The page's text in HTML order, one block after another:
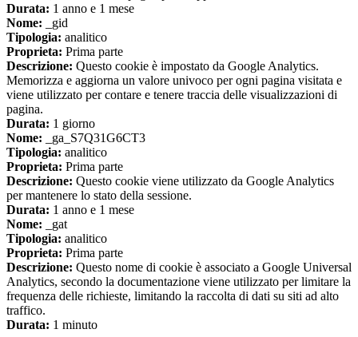
Durata: 1 anno e 1 mese
Nome: _gid
Tipologia: analitico
Proprieta: Prima parte
Descrizione: Questo cookie è impostato da Google Analytics.
Memorizza e aggiorna un valore univoco per ogni pagina visitata e
viene utilizzato per contare e tenere traccia delle visualizzazioni di
pagina.
Durata: 1 giorno
Nome: _ga_S7Q31G6CT3
Tipologia: analitico
Proprieta: Prima parte
Descrizione: Questo cookie viene utilizzato da Google Analytics
per mantenere lo stato della sessione.
Durata: 1 anno e 1 mese
Nome: _gat
Tipologia: analitico
Proprieta: Prima parte
Descrizione: Questo nome di cookie è associato a Google Universal
Analytics, secondo la documentazione viene utilizzato per limitare la
frequenza delle richieste, limitando la raccolta di dati su siti ad alto
traffico.
Durata: 1 minuto